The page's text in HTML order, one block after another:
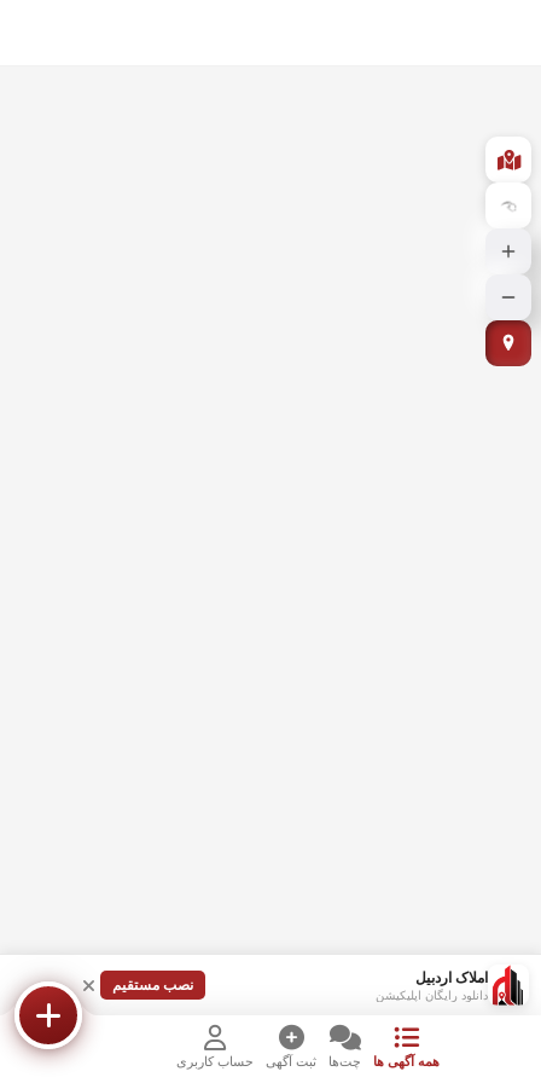
املاک اردبیل
دانلود رایگان اپلیکیشن
نصب مستقیم
همه آگهی ها چت‌ها ثبت آگهی حساب کاربری